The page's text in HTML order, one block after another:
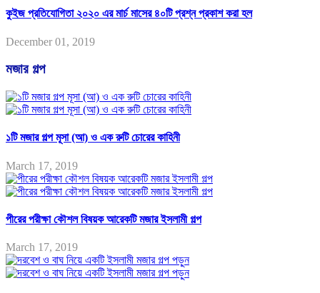
কুইজ প্রতিযোগিতা ২০২০ এর মার্চ মাসের ৪০টি প্রশ্ন প্রকাশ করা হল
December 01, 2019
মজার গল্প
১টি মজার গল্প মূসা (আ) ও এক রুটি চোরের কাহিনী
March 17, 2019
পীরের পরীক্ষা কৌশল বিষয়ক আরেকটি মজার ইসলামী গল্প
March 17, 2019